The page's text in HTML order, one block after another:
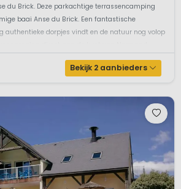
du Brick. Deze parkachtige terrassencamping
baai Anse du Brick. Een fantastische
authentieke dorpjes vindt en de natuur nog volop
Bekijk 2 aanbieders